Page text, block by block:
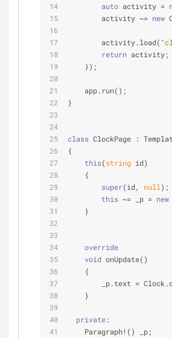
auto activity =
        activity ~=
new
        activity.load(
return activity;
    });
    app.run();
}
class ClockPage :
{
this(string id)
    {
super(id, null );
this ~= _p = new
    }
override
void onUpdate()
    {
_p.text =
    }
private:
    Paragraph!() _p;